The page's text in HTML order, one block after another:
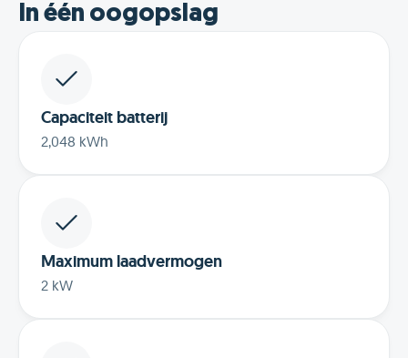
In één oogopslag
Capaciteit batterij
2,048 kWh
Maximum laadvermogen
2 kW